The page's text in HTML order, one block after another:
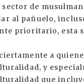
de
al pañuelo,
prioritario, esta
a
y
que